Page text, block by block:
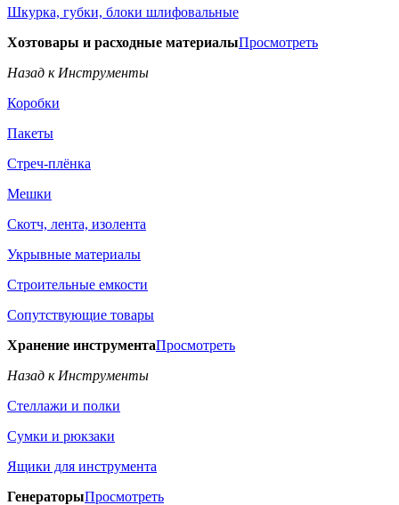
Шкурка, губки, блоки шлифовальные
Хозтовары и расходные материалыПросмотреть
Назад к Инструменты
Коробки
Пакеты
Стреч-плёнка
Мешки
Скотч, лента, изолента
Укрывные материалы
Строительные емкости
Сопутствующие товары
Хранение инструментаПросмотреть
Назад к Инструменты
Стеллажи и полки
Сумки и рюкзаки
Ящики для инструмента
ГенераторыПросмотреть